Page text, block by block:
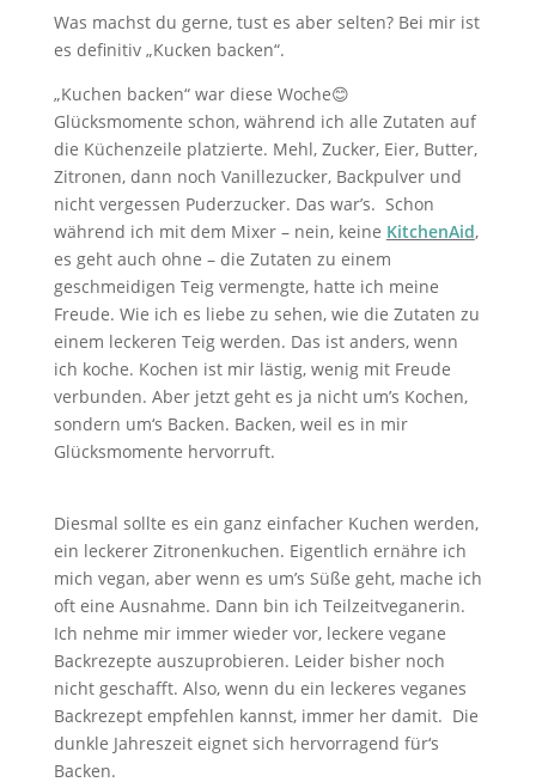
Was machst du gerne, tust es aber selten? Bei mir ist
es definitiv „Kucken backen“.
„Kuchen backen“ war diese Woche😊
Glücksmomente schon, während ich alle Zutaten auf
die Küchenzeile platzierte. Mehl, Zucker, Eier, Butter,
Zitronen, dann noch Vanillezucker, Backpulver und
nicht vergessen Puderzucker. Das war’s. Schon
während ich mit dem Mixer – nein, keine KitchenAid,
es geht auch ohne – die Zutaten zu einem
geschmeidigen Teig vermengte, hatte ich meine
Freude. Wie ich es liebe zu sehen, wie die Zutaten zu
einem leckeren Teig werden. Das ist anders, wenn
ich koche. Kochen ist mir lästig, wenig mit Freude
verbunden. Aber jetzt geht es ja nicht um’s Kochen,
sondern um‘s Backen. Backen, weil es in mir
Glücksmomente hervorruft.
Diesmal sollte es ein ganz einfacher Kuchen werden,
ein leckerer Zitronenkuchen. Eigentlich ernähre ich
mich vegan, aber wenn es um’s Süße geht, mache ich
oft eine Ausnahme. Dann bin ich Teilzeitveganerin.
Ich nehme mir immer wieder vor, leckere vegane
Backrezepte auszuprobieren. Leider bisher noch
nicht geschafft. Also, wenn du ein leckeres veganes
Backrezept empfehlen kannst, immer her damit. Die
dunkle Jahreszeit eignet sich hervorragend für‘s
Backen.